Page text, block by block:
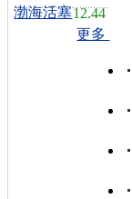
渤海活塞12.44
更多